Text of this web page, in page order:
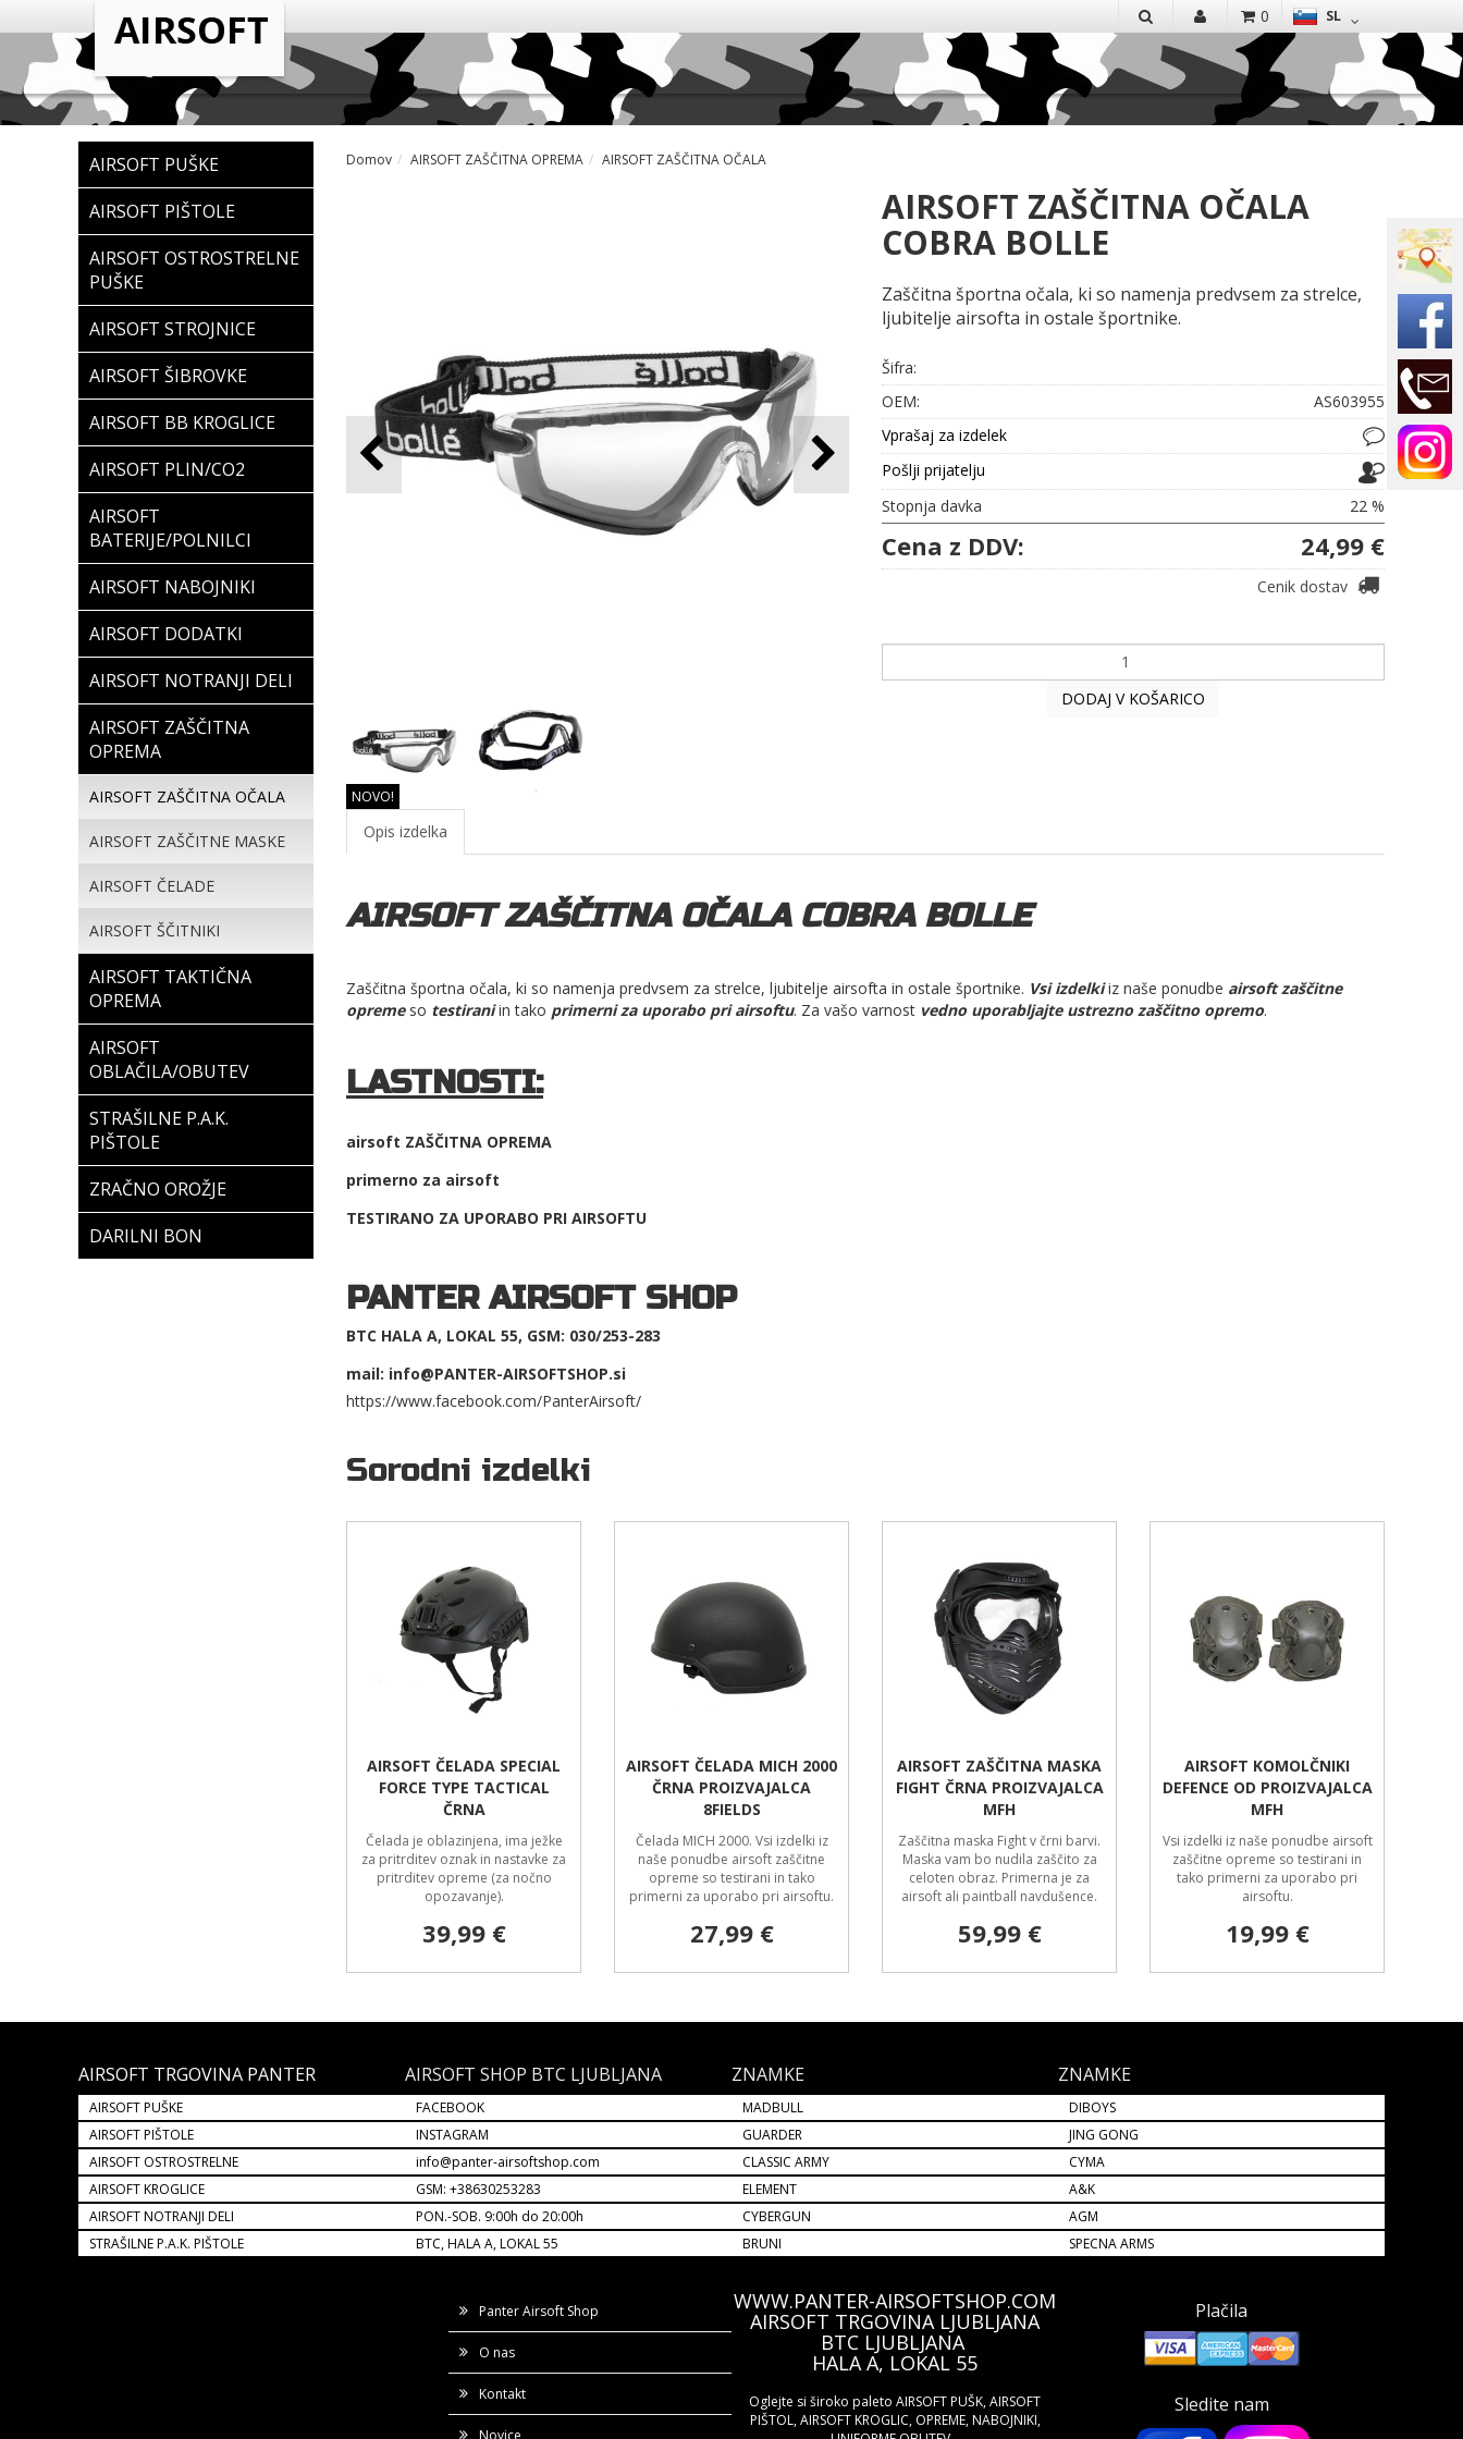
IŠČI
SL
0
AIRSOFT PUŠKE
AIRSOFT PIŠTOLE
AIRSOFT OSTROSTRELNE
PUŠKE
AIRSOFT STROJNICE
AIRSOFT ŠIBROVKE
AIRSOFT BB KROGLICE
AIRSOFT PLIN/CO2
AIRSOFT
BATERIJE/POLNILCI
AIRSOFT NABOJNIKI
AIRSOFT DODATKI
AIRSOFT NOTRANJI DELI
AIRSOFT ZAŠČITNA
OPREMA
AIRSOFT ZAŠČITNA OČALA
AIRSOFT ZAŠČITNE MASKE
AIRSOFT ČELADE
AIRSOFT ŠČITNIKI
AIRSOFT TAKTIČNA
OPREMA
AIRSOFT
OBLAČILA/OBUTEV
STRAŠILNE P.A.K.
PIŠTOLE
ZRAČNO OROŽJE
DARILNI BON
Domov AIRSOFT ZAŠČITNA OPREMA AIRSOFT ZAŠČITNA OČALA
NOVO!
AIRSOFT ZAŠČITNA OČALA
COBRA BOLLE
Zaščitna športna očala, ki so namenja predvsem za strelce,
ljubitelje airsofta in ostale športnike.
Šifra:
OEM:
AS603955
Vprašaj za izdelek
Pošlji prijatelju
Stopnja davka
22 %
Cena z DDV: 24,99 €
Cenik dostav
DODAJ V KOŠARICO
Opis izdelka
AIRSOFT ZAŠČITNA OČALA COBRA BOLLE
Zaščitna športna očala, ki so namenja predvsem za strelce, ljubitelje airsofta in ostale športnike. Vsi izdelkiiz naše ponudbe airsoft zaščitne
opremeso testiraniin tako primerni za uporabo pri airsoftu. Za vašo varnost vedno uporabljajte ustrezno zaščitno opremo.
LASTNOSTI:
airsoft ZAŠČITNA OPREMA
primerno za airsoft
TESTIRANO ZA UPORABO PRI AIRSOFTU
PANTER AIRSOFT SHOP
BTC HALA A, LOKAL 55, GSM: 030/253-283
mail: info@PANTER-AIRSOFTSHOP.si
https://www.facebook.com/PanterAirsoft/
Sorodni izdelki
AIRSOFT ČELADA SPECIAL
FORCE TYPE TACTICAL
ČRNA
Čelada je oblazinjena, ima ježke
za pritrditev oznak in nastavke za
pritrditev opreme (za nočno
opozavanje).
39,99 €
AIRSOFT ČELADA MICH 2000
ČRNA PROIZVAJALCA
8FIELDS
Čelada MICH 2000. Vsi izdelki iz
naše ponudbe airsoft zaščitne
opreme so testirani in tako
primerni za uporabo pri airsoftu.
27,99 €
AIRSOFT ZAŠČITNA MASKA
FIGHT ČRNA PROIZVAJALCA
MFH
Zaščitna maska Fight v črni barvi.
Maska vam bo nudila zaščito za
celoten obraz. Primerna je za
airsoft ali paintball navdušence.
59,99 €
AIRSOFT KOMOLČNIKI
DEFENCE OD PROIZVAJALCA
MFH
Vsi izdelki iz naše ponudbe airsoft
zaščitne opreme so testirani in
tako primerni za uporabo pri
airsoftu.
19,99 €
AIRSOFT TRGOVINA PANTER
AIRSOFT PUŠKE
AIRSOFT PIŠTOLE
AIRSOFT OSTROSTRELNE
AIRSOFT KROGLICE
AIRSOFT NOTRANJI DELI
STRAŠILNE P.A.K. PIŠTOLE
AIRSOFT SHOP BTC LJUBLJANA
FACEBOOK
INSTAGRAM
info@panter-airsoftshop.com
GSM: +38630253283
PON.-SOB. 9:00h do 20:00h
BTC, HALA A, LOKAL 55
ZNAMKE
MADBULL
GUARDER
CLASSIC ARMY
ELEMENT
CYBERGUN
BRUNI
ZNAMKE
DIBOYS
JING GONG
CYMA
A&K
AGM
SPECNA ARMS
Panter Airsoft Shop
O nas
Kontakt
Novice
WWW.PANTER-AIRSOFTSHOP.COM
AIRSOFT TRGOVINA LJUBLJANA
BTC LJUBLJANA
HALA A, LOKAL 55
Oglejte si široko paleto AIRSOFT PUŠK, AIRSOFT
PIŠTOL, AIRSOFT KROGLIC, OPREME, NABOJNIKI,
Plačila
Sledite nam